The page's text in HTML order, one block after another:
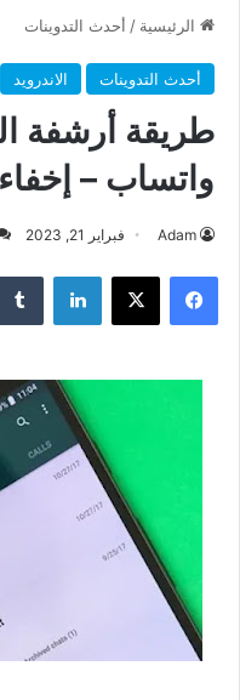
الرئيسية / أحدث التدوينات
أحدث التدوينات الاندرويد
طريقة أرشفة
واتساب –
Adam فبراير 21, 2023
فيسبوك ‫X لينكدإن